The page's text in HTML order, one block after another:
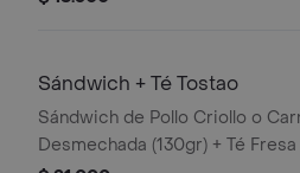
Sándwich + Té Tostao
Sándwich de Pollo Criollo o
Desmechada (130gr) + Té